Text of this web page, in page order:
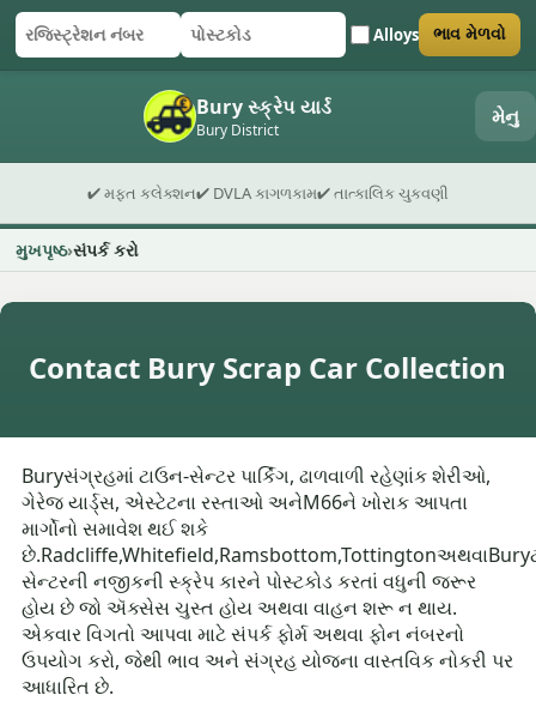
રજિસ્ટ્રેશન નંબર
પોસ્ટકોડ Alloys
ફોર્મ સબમિટ કરો ભાવ મેળવો
Bury સ્ક્રેપ યાર્ડ
Bury District મેનુ
✔ મફત કલેક્શન✔ DVLA કાગળકામ✔ તાત્કાલિક ચુકવણી
મુખપૃષ્ઠ સંપર્ક કરો
Contact Bury Scrap Car Collection
Buryસંગ્રહમાં ટાઉન-સેન્ટર પાર્કિંગ, ઢાળવાળી રહેણાંક શેરીઓ,
ગેરેજ યાર્ડ્સ, એસ્ટેટના રસ્તાઓ અનેM66ને ખોરાક આપતા
માર્ગોનો સમાવેશ થઈ શકે
સેન્ટરની નજીકની સ્ક્રેપ કારને પોસ્ટકોડ કરતાં વધુની જરૂર
હોય છે જો ઍક્સેસ ચુસ્ત હોય અથવા વાહન શરૂ ન થાય.
એકવાર વિગતો આપવા માટે સંપર્ક ફોર્મ અથવા ફોન નંબરનો
ઉપયોગ કરો, જેથી ભાવ અને સંગ્રહ યોજના વાસ્તવિક નોકરી પર
આધારિત છે.